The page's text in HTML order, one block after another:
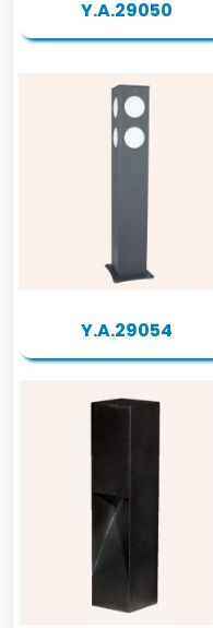
Y.A.29050
Y.A.29054